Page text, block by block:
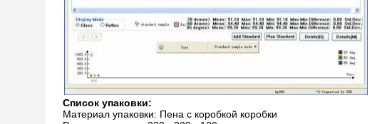
Список упаковки:
Материал упаковки: Пена с коробкой коробки